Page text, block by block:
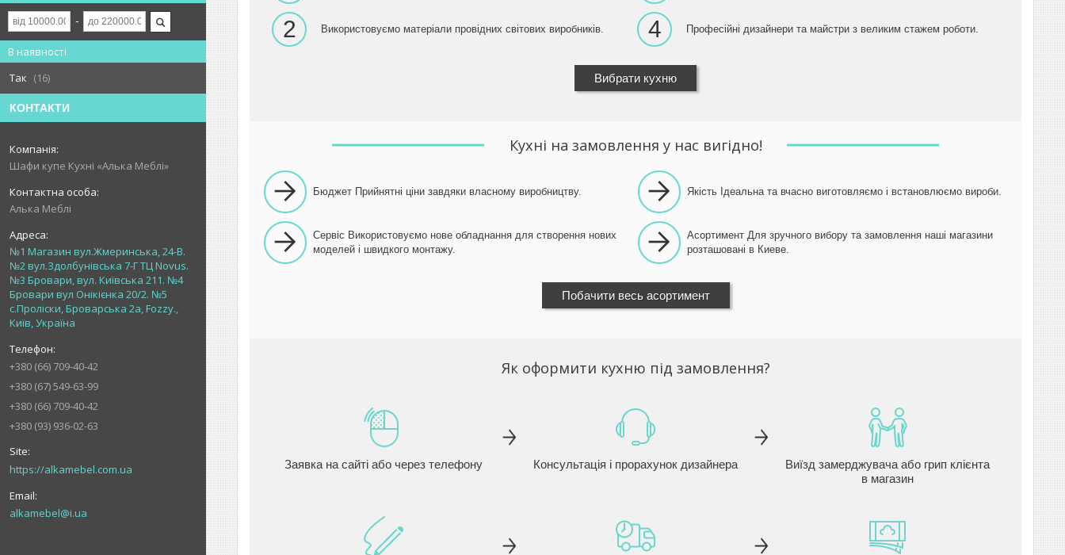
В наявності
Так
16
КОНТАКТИ
Шафи купе Кухні «Алька Меблі»
Алька Меблі
№1 Магазин вул.Жмеринська, 24-В.
№2 вул.Здолбунівська 7-Г ТЦ Novus.
№3 Бровари, вул. Київська 211. №4
Бровари вул Онікієнка 20/2. №5
с.Проліски, Броварська 2а, Fozzy.,
Київ, Україна
+380 (66) 709-40-42
+380 (67) 549-63-99
+380 (66) 709-40-42
+380 (93) 936-02-63
https://alkamebel.com.ua
alkamebel@i.ua
2 Використовуємо матеріали провідних світових виробників. 4 Професійні дизайнери та майстри з великим стажем роботи.
Вибрати кухню
Кухні на замовлення у нас вигідно!
Бюджет Прийнятні ціни завдяки власному виробництву. Якість Ідеальна та вчасно виготовляємо і встановлюємо вироби.
Сервіс Використовуємо нове обладнання для створення нових
моделей і швидкого монтажу.
Асортимент Для зручного вибору та замовлення наші магазини
розташовані в Киеве.
Побачити весь асортимент
Як оформити кухню під замовлення?
Заявка на сайті або через телефону Консультація і прорахунок дизайнера
Виїзд замерджувача або грип клієнта
в магазин